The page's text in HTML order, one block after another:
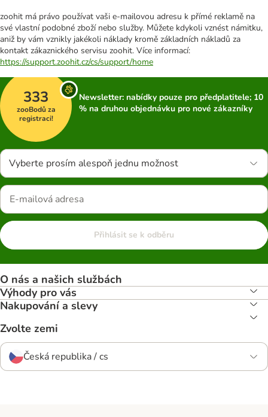
zoohit má právo používat vaši e-mailovou adresu k přímé reklamě na
své vlastní podobné zboží nebo služby. Můžete kdykoli vznést námitku,
aniž by vám vznikly jakékoli náklady kromě základních nákladů za
kontakt zákaznického servisu zoohit. Více informací:
https://support.zoohit.cz/cs/support/home
333
zooBodů za
registraci!
Newsletter: nabídky pouze pro předplatitele; 10
% na druhou objednávku pro nové zákazníky
Vyberte prosím alespoň jednu možnost
Přihlásit se k odběru
O nás a našich službách
Výhody pro vás
Nakupování a slevy
Zvolte zemi
Česká republika / cs